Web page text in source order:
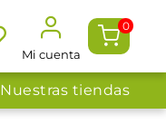
Mi cuenta
0
Nuestras tiendas